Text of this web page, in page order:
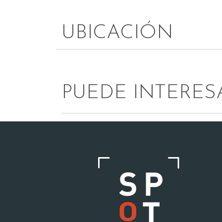
UBICACIÓN
PUEDE